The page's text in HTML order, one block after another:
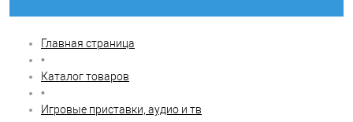
Главная страница
•
Каталог товаров
•
Игровые приставки, аудио и тв